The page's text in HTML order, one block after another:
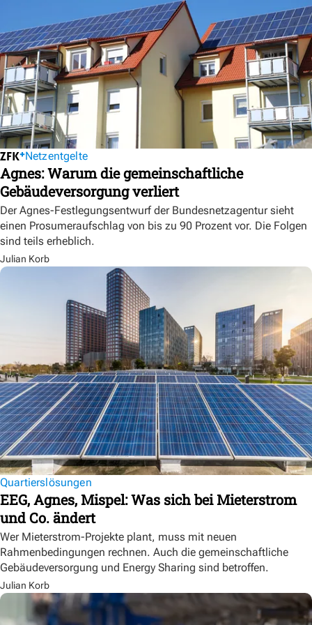
Netzentgelte
Agnes: Warum die gemeinschaftliche
Gebäudeversorgung verliert
Der Agnes-Festlegungsentwurf der Bundesnetzagentur sieht
einen Prosumeraufschlag von bis zu 90 Prozent vor. Die Folgen
sind teils erheblich.
Julian Korb
Quartierslösungen
EEG, Agnes, Mispel: Was sich bei Mieterstrom
und Co. ändert
Wer Mieterstrom-Projekte plant, muss mit neuen
Rahmenbedingungen rechnen. Auch die gemeinschaftliche
Gebäudeversorgung und Energy Sharing sind betroffen.
Julian Korb